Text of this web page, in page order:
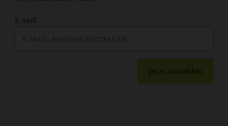
E-Mail
Jetzt anmelden